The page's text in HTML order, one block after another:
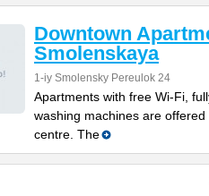
Downtown
Smolenskaya
1-iy Smolensky Pereulok 24
Apartments with free Wi-Fi,
washing machines are
centre. The